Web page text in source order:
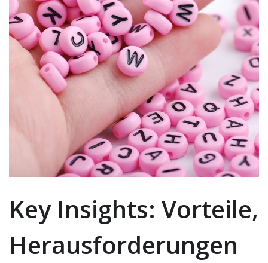
Key Insights: Vorteile,
Herausforderungen